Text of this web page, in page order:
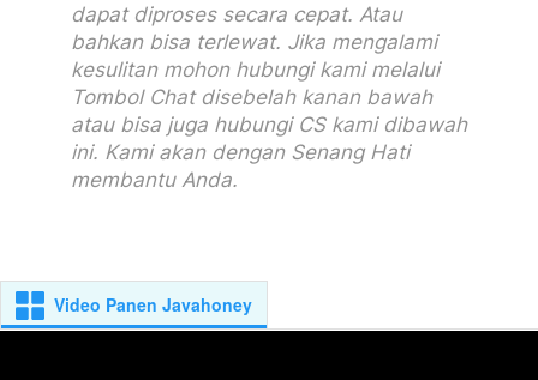
dapat diproses secara cepat. Atau
bahkan bisa terlewat. Jika mengalami
kesulitan mohon hubungi kami melalui
Tombol Chat disebelah kanan bawah
atau bisa juga hubungi CS kami dibawah
ini. Kami akan dengan Senang Hati
membantu Anda.
Video Panen Javahoney